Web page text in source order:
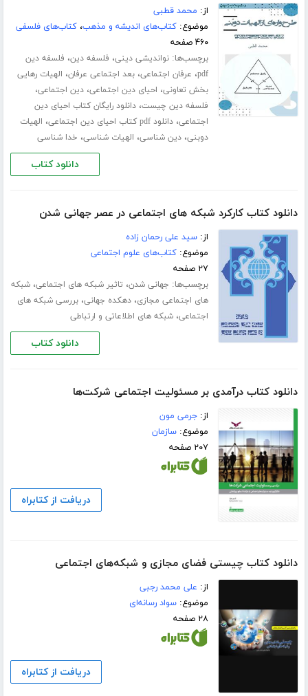
از: محمد قطبی
موضوع:کتاب‌های اندیشه و مذهب،کتاب‌های فلسفی
۴۶۰ صفحه
برچسب‌ها:نواندیشی دینی، فلسفه دین، فلسفه دین
pdf، عرفان اجتماعی،بعد اجتماعی عرفان، الهیات رهایی
بخش تعاونی، احیای دین اجتماعی،دین اجتماعی،
فلسفه دین چیست،دانلود رایگان کتاب احیای دین
اجتماعی،دانلود pdf کتاب احیای دین اجتماعی ، الهیات
دوبنی،دین شناسی، الهیات شناسی، خدا شناسی
دانلود کتاب
دانلود کتاب کارکرد شبکه های اجتماعی در عصر جهانی شدن
از:سید علی رحمان زاده
موضوع:کتاب‌های علوم اجتماعی
۲۷ صفحه
برچسب‌ها: جهانی شدن، تاثیر شبکه های اجتماعی،شبکه
های اجتماعی مجازی،دهکده جهانی،بررسی شبکه های
اجتماعی،شبکه های اطلاعاتی و ارتباطی
دانلود کتاب
دانلود کتاب درآمدی بر مسئولیت اجتماعی شرکت‌ها
از:جرمی مون
موضوع:سازمان
۲۰۷ صفحه
دریافت از کتابراه
دانلود کتاب چیستی فضای مجازی و شبکه‌های اجتماعی
از: علی محمد رجبی
موضوع:سواد رسانه‌ای
۲۸ صفحه
دریافت از کتابراه